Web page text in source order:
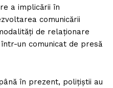
a implicării în
comunicării
de relaționare
un comunicat de presă
în prezent, polițiștii au